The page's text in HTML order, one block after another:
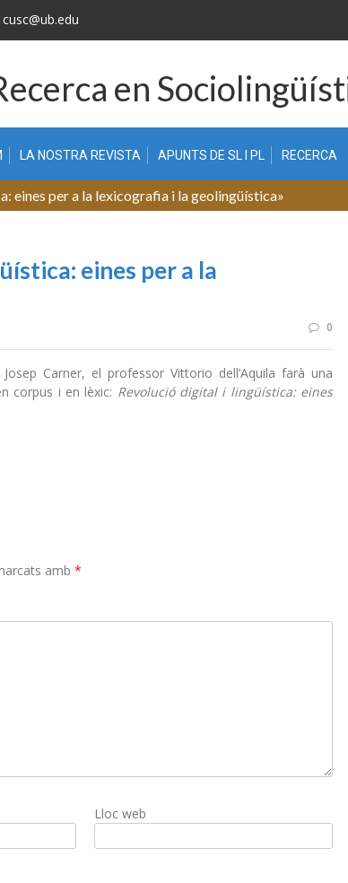
cusc@ub.edu
en
LA NOSTRA REVISTA APUNTS DE SL I PL RECERCA
eines per a la lexicografia i la geolingüística»
eines per a la
0
Carner, el professor Vittorio dell’Aquila farà una
corpus i en lèxic: Revolució digital i lingüística: eines
amb *
Lloc web